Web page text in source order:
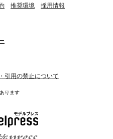
推奨環境 採用情報
引用の禁止について
ります